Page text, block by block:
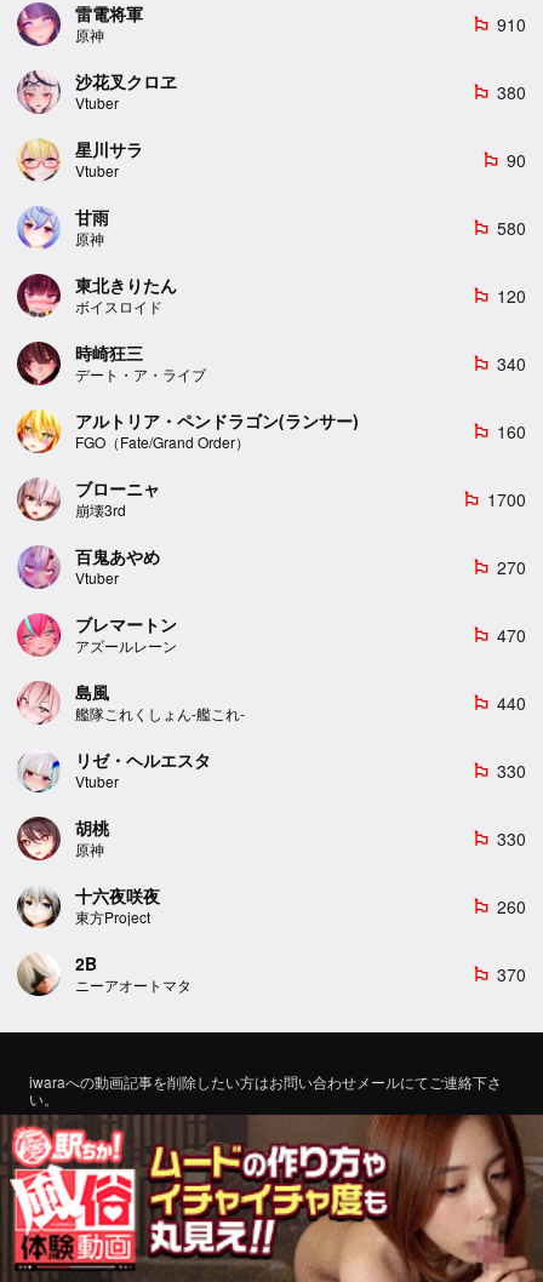
雷電将軍
原神
emoji_flags 910
沙花叉クロヱ
Vtuber
emoji_flags 380
星川サラ
Vtuber
emoji_flags 90
甘雨
原神
emoji_flags 580
東北きりたん
ボイスロイド
emoji_flags 120
時崎狂三
デート・ア・ライブ
emoji_flags 340
アルトリア・ペンドラゴン(ランサー)
FGO（Fate/Grand Order）
emoji_flags 160
ブローニャ
崩壊3rd
emoji_flags 1700
百鬼あやめ
Vtuber
emoji_flags 270
ブレマートン
アズールレーン
emoji_flags 470
島風
艦隊これくしょん-艦これ-
emoji_flags 440
リゼ・ヘルエスタ
Vtuber
emoji_flags 330
胡桃
原神
emoji_flags 330
十六夜咲夜
東方Project
emoji_flags 260
2B
ニーアオートマタ
emoji_flags 370
iwaraへの動画記事を削除したい方はお問い合わせメールにてご連絡下さ
い。
If you would like to remove a video article to iwara, please contact us by
email for inquiry.
お問い合わせ ©2022 エロMMDTube